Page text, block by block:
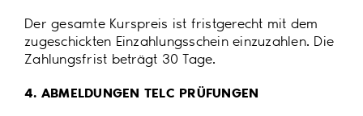
Der gesamte Kurspreis ist fristgerecht mit dem
zugeschickten Einzahlungsschein einzuzahlen. Die
Zahlungsfrist beträgt 30 Tage.
4. ABMELDUNGEN TELC PRÜFUNGEN